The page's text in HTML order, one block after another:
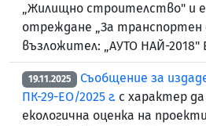
„Жилищно строителство" и
отреждане „За транспортен
възложител: „АУТО НАЙ-2018"
19.11.2025
Съобщение за
ПК-29-ЕО/2025 г. с характер
екологична оценка на